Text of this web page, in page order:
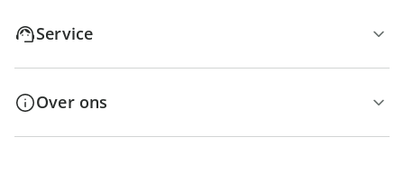
Service
Over ons